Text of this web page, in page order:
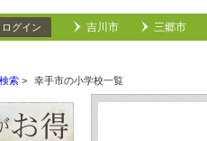
ログイン 吉川市 三郷市
索 > 幸手市の小学校一覧